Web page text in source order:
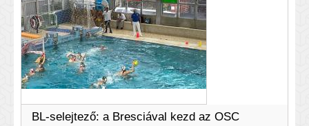
BL-selejtező: a Bresciával kezd az OSC